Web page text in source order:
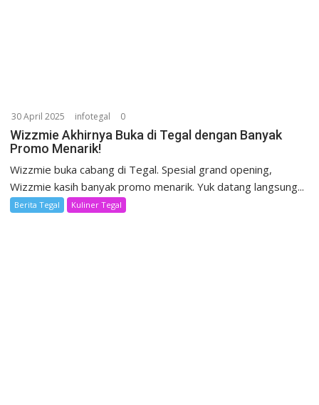
30 April 2025 infotegal 0
Wizzmie Akhirnya Buka di Tegal dengan Banyak
Promo Menarik!
Wizzmie buka cabang di Tegal. Spesial grand opening,
Wizzmie kasih banyak promo menarik. Yuk datang langsung...
Berita Tegal Kuliner Tegal